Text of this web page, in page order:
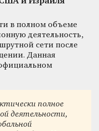
в полном объеме
деятельность,
сети после
Данная
полное
деятельности,